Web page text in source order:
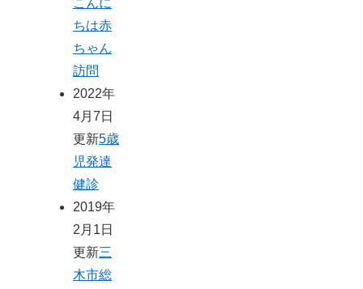
ちは赤
ちゃん
訪問
2022年
4月7日
更新5歳
児発達
健診
2019年
2月1日
更新三
木市総